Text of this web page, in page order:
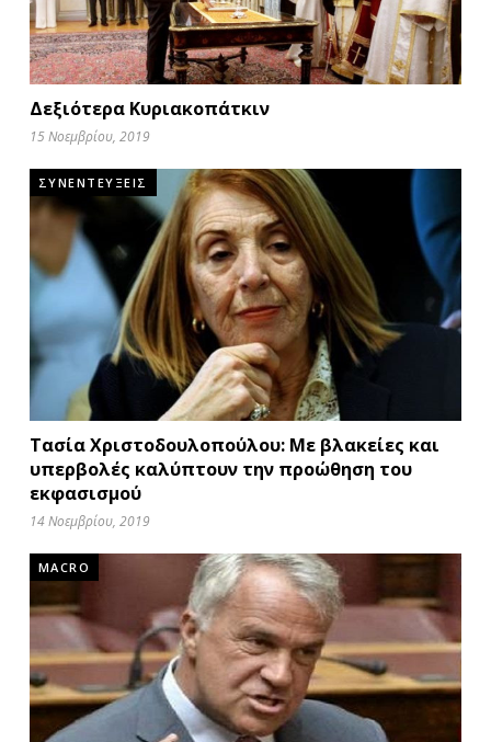
Δεξιότερα Κυριακοπάτκιν
15 Νοεμβρίου, 2019
ΣΥΝΕΝΤΕΥΞΕΙΣ
Τασία Χριστοδουλοπούλου: Με βλακείες και
υπερβολές καλύπτουν την προώθηση του
εκφασισμού
14 Νοεμβρίου, 2019
MACRO